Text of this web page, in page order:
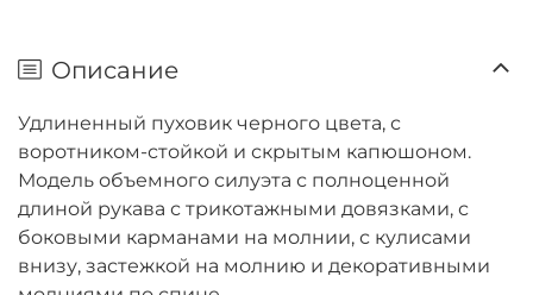
Описание
Удлиненный пуховик черного цвета, с
воротником-стойкой и скрытым капюшоном.
Модель объемного силуэта с полноценной
длиной рукава с трикотажными довязками, с
боковыми карманами на молнии, с кулисами
внизу, застежкой на молнию и декоративными